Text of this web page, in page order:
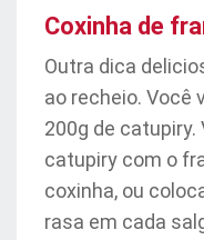
Coxinha de
Outra dica
ao recheio. Você
200g de
catupiry com o
coxinha, ou
rasa em cada